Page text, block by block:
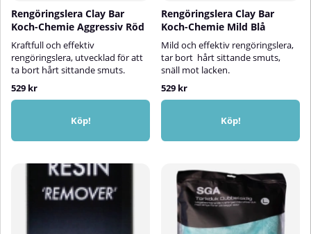
Rengöringslera Clay Bar
Koch-Chemie Aggressiv Röd
Kraftfull och effektiv
rengöringslera, utvecklad för att
ta bort hårt sittande smuts.
529 kr
Köp!
Rengöringslera Clay Bar
Koch-Chemie Mild Blå
Mild och effektiv rengöringslera,
tar bort hårt sittande smuts,
snäll mot lacken.
529 kr
Köp!